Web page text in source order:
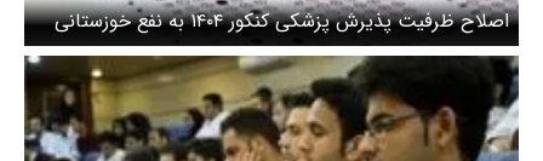
اصلاح ظرفیت پذیرش پزشکی کنکور ۱۴۰۴ به نفع خوزستانی
ها